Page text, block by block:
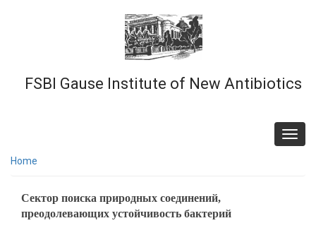
FSBI Gause Institute of New Antibiotics
Home
Сектор поиска природных соединений,
преодолевающих устойчивость бактерий